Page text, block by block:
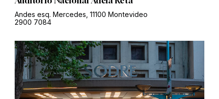
Andes esq. Mercedes, 11100 Montevideo
2900 7084